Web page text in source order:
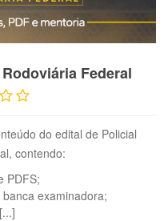
Federal
do edital de Policial
contendo:
PDFS;
examinadora;